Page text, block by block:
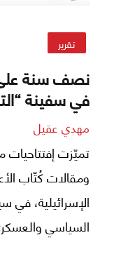
تقرير
نصف سنة على
في سفينة
مهدي عقيل
تميّزت
ومقالات كُتّاب
الإسرائيلية، في
السياسي